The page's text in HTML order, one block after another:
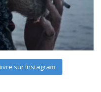
sur Instagram